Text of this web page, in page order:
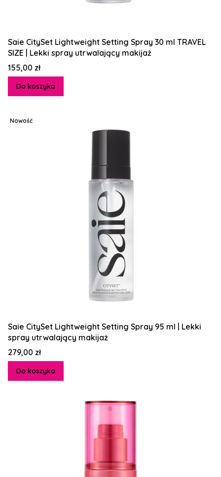
Saie CitySet Lightweight Setting Spray 30 ml TRAVEL
SIZE | Lekki spray utrwalający makijaż
Cena
155,00 zł
Do koszyka
Nowość
Saie CitySet Lightweight Setting Spray 95 ml | Lekki
spray utrwalający makijaż
Cena
279,00 zł
Do koszyka